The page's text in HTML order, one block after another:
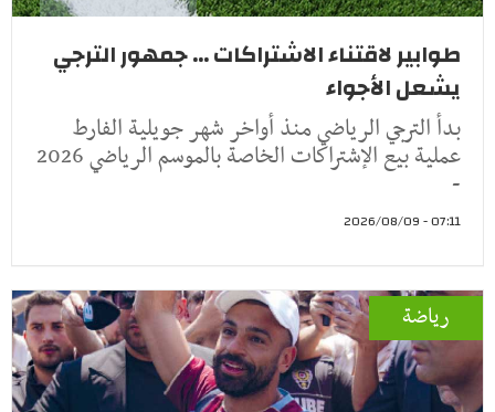
طوابير لاقتناء الاشتراكات ... جمهور الترجي
يشعل الأجواء
بدأ الترجي الرياضي منذ أواخر شهر جويلية الفارط
عملية بيع الإشتراكات الخاصة بالموسم الرياضي 2026
-
07:11 - 2026/08/09
رياضة